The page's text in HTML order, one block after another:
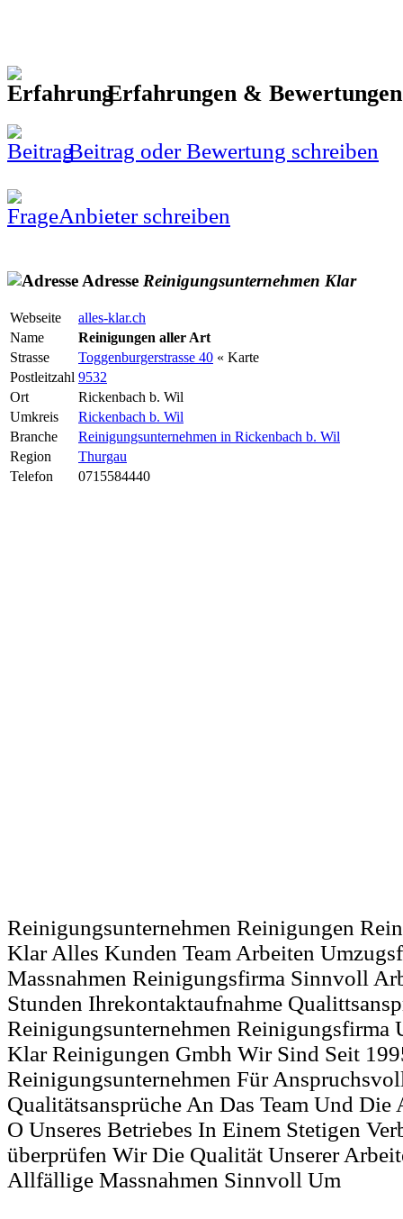
Erfahrungen &
Beitrag oder Bewertung schreiben
Anbieter schreiben
Adresse Reinigungsunternehmen Klar
Webseite
alles-klar.ch
Name
Reinigungen aller Art
Strasse
Toggenburgerstrasse 40 « Karte
Postleitzahl 9532
Ort
Rickenbach b. Wil
Umkreis
Rickenbach b. Wil
Branche
Reinigungsunternehmen in Rickenbach b. Wil
Region
Thurgau
Telefon
0715584440
Reinigungsunternehmen Reinigungen
Klar Alles Kunden Team Arbeiten
Massnahmen Reinigungsfirma Sinnvoll
Stunden Ihrekontaktaufnahme
Reinigungsunternehmen Reinigungsfirma
Klar Reinigungen Gmbh Wir Sind Seit
Reinigungsunternehmen Für
Qualitätsansprüche An Das Team Und
O Unseres Betriebes In Einem Stetigen
überprüfen Wir Die Qualität Unserer
Allfällige Massnahmen Sinnvoll Um